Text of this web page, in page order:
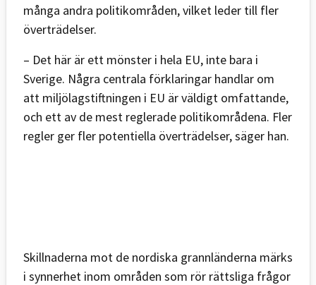
många andra politikområden, vilket leder till fler
överträdelser.
– Det här är ett mönster i hela EU, inte bara i
Sverige. Några centrala förklaringar handlar om
att miljölagstiftningen i EU är väldigt omfattande,
och ett av de mest reglerade politikområdena. Fler
regler ger fler potentiella överträdelser, säger han.
Skillnaderna mot de nordiska grannländerna märks
i synnerhet inom områden som rör rättsliga frågor